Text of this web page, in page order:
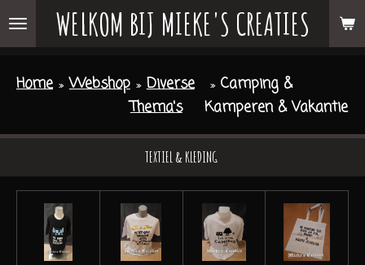
Ga
de
WELKOM BIJ MIEKE'S CREATIES
Home » Webshop » Diverse
Thema's
» Camping &
Kamperen & Vakantie
TEXTIEL & KLEDING